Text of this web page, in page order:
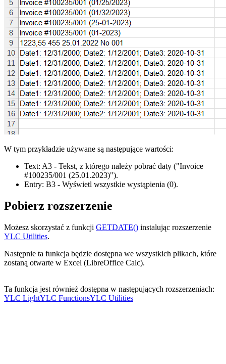
W tym przykładzie używane są następujące wartości:
Text: A3 - Tekst, z którego należy pobrać daty ("Invoice
#100235/001 (25.01.2023)").
Entry: B3 - Wyświetl wszystkie wystąpienia (0).
Pobierz rozszerzenie
Możesz skorzystać z funkcji GETDATE() instalując rozszerzenie
YLC Utilities.
Następnie ta funkcja będzie dostępna we wszystkich plikach, które
zostaną otwarte w Excel (LibreOffice Calc).
Ta funkcja jest również dostępna w następujących rozszerzeniach:
YLC LightYLC FunctionsYLC Utilities